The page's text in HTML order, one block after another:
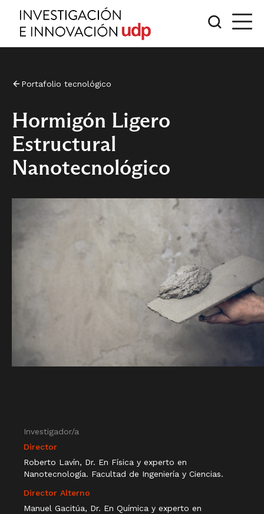
Portafolio tecnológico
Hormigón Ligero
Estructural
Nanotecnológico
Investigador/a
Director
Roberto Lavín, Dr. En Física y experto en
Nanotecnología. Facultad de Ingeniería y Ciencias.
Director Alterno
Manuel Gacitúa, Dr. En Química y experto en